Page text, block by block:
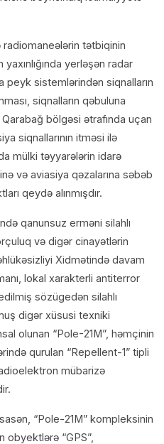
tətbiqinin
yerləşən radar
peyk sistemlərindən siqnalların
siqnalların qəbuluna
bölgəsi ətrafında uçan
siqnallarının itməsi ilə
mülki təyyarələrin idarə
və aviasiya qəzalarına səbəb
qeydə alınmışdır.
qanunsuz erməni silahlı
və digər cinayətlərin
Xidmətində davam
lokal xarakterli antiterror
sözügedən silahlı
digər xüsusi texniki
olunan “Роlе-21M”, həmçinin
qurulan “Repellent-1” tipli
mübarizə
“Pole-21M” kompleksinin
“GPS”,